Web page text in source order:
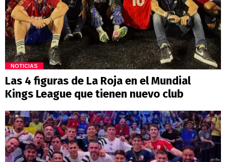
NOTICIAS
Las 4 figuras de La Roja en el Mundial
Kings League que tienen nuevo club